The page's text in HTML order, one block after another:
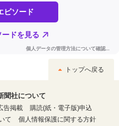
トップへ戻る
聞社について
告掲載
購読(紙・電子版)申込
て 個人情報保護に関する方針